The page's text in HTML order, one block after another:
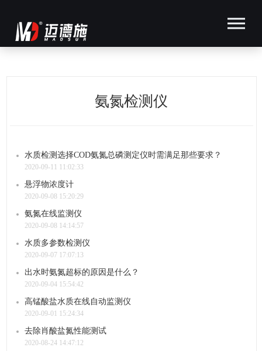
氨氮检测仪
水质检测选择COD氨氮总磷测定仪时需满足那些要求？
2020-09-11 11:02:33
悬浮物浓度计
2020-09-08 15:20:29
氨氮在线监测仪
2020-09-08 14:14:57
水质多参数检测仪
2020-09-07 17:07:13
出水时氨氮超标的原因是什么？
2020-09-04 15:54:42
高锰酸盐水质在线自动监测仪
2020-09-01 15:24:34
去除肖酸盐氮性能测试
2020-08-24 14:47:12